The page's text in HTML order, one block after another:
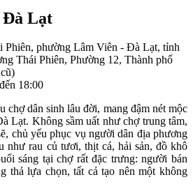
Đà Lạt
Phiên, phường Lâm Viên - Đà Lạt, tỉnh
Thái Phiên, Phường 12, Thành phố
18:00
chợ dân sinh lâu đời, mang đậm nét mộc
Lạt. Không sầm uất như chợ trung tâm,
chủ yếu phục vụ người dân địa phương
như rau củ tươi, thịt cá, hải sản, đồ khô
sáng tại chợ rất đặc trưng: người bán
thả lựa chọn, tất cả tạo nên một không